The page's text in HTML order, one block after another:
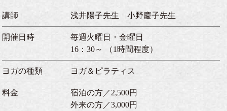
講師 浅井陽子先生 小野慶子先生
開催日時
毎週火曜日・金曜日
16：30～ （1時間程度）
ヨガの種類 ヨガ＆ピラティス
料金
宿泊の方／2,500円
外来の方／3,000円